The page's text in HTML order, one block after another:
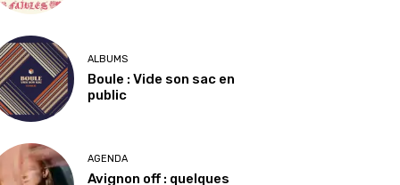
ALBUMS
Boule : Vide son sac en
public
AGENDA
Avignon off : quelques